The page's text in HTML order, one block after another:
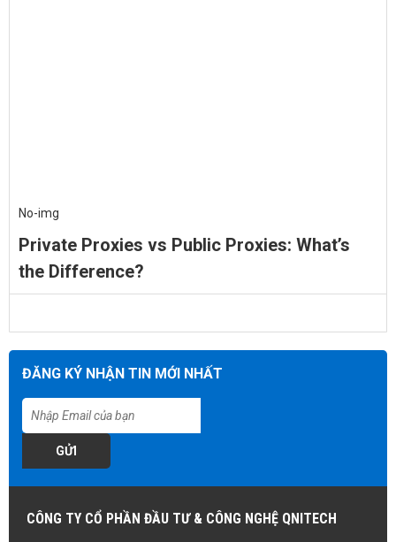
No-img
Private Proxies vs Public Proxies: What’s
the Difference?
ĐĂNG KÝ NHẬN TIN MỚI NHẤT
GỬI
CÔNG TY CỔ PHẦN ĐẦU TƯ & CÔNG NGHỆ QNITECH